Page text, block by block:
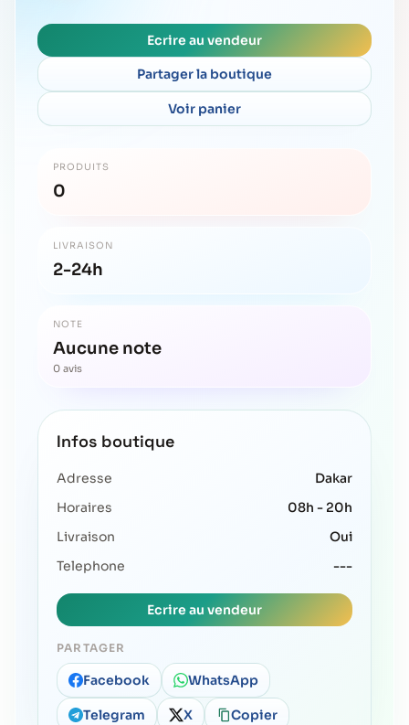
Ecrire au vendeur
Partager la boutique
Voir panier
PRODUITS
0
LIVRAISON
2-24h
NOTE
Aucune note
0 avis
Infos boutique
Adresse
Dakar
Horaires
08h - 20h
Livraison
Oui
Telephone
---
Ecrire au vendeur
PARTAGER
Facebook WhatsApp
Telegram X Copier